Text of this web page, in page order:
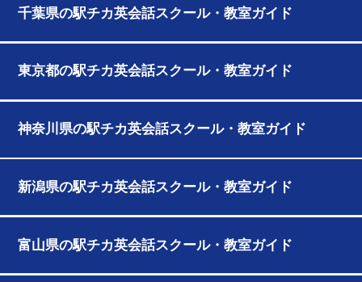
千葉県の駅チカ英会話スクール・教室ガイド
東京都の駅チカ英会話スクール・教室ガイド
神奈川県の駅チカ英会話スクール・教室ガイド
新潟県の駅チカ英会話スクール・教室ガイド
富山県の駅チカ英会話スクール・教室ガイド